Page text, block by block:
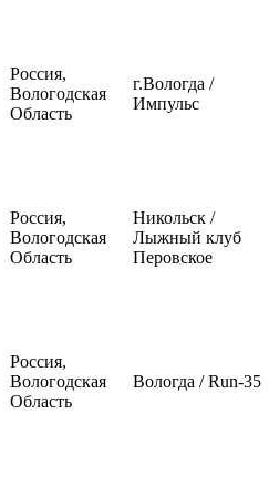
Россия,
Вологодская
Область
г.Вологда /
Импульс
Россия,
Вологодская
Область
Никольск /
Лыжный клуб
Перовское
Россия,
Вологодская
Область
Вологда / Run-35